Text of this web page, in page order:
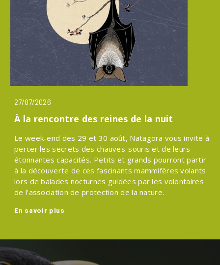
27/07/2026
À la rencontre des reines de la nuit
Le week-end des 29 et 30 août, Natagora vous invite à
percer les secrets des chauves-souris et de leurs
étonnantes capacités. Petits et grands pourront partir
à la découverte de ces fascinants mammifères volants
lors de balades nocturnes guidées par les volontaires
de l'association de protection de la nature.
En savoir plus